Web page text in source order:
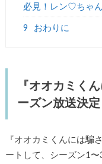
必見！レン♡ちゃ
9 おわりに
『オオカミく
ーズン放送決定
『オオカミくんには騙
ートして、シーズン1〜